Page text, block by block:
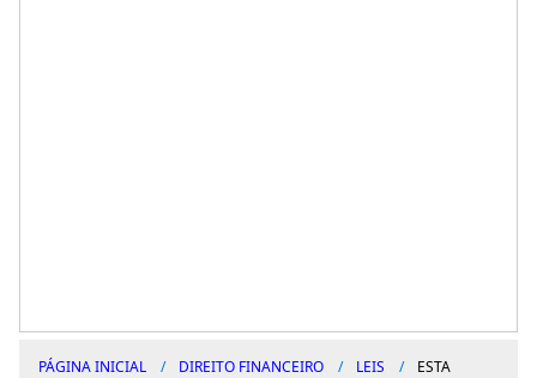
PÁGINA INICIAL DIREITO FINANCEIRO LEIS
ESTA